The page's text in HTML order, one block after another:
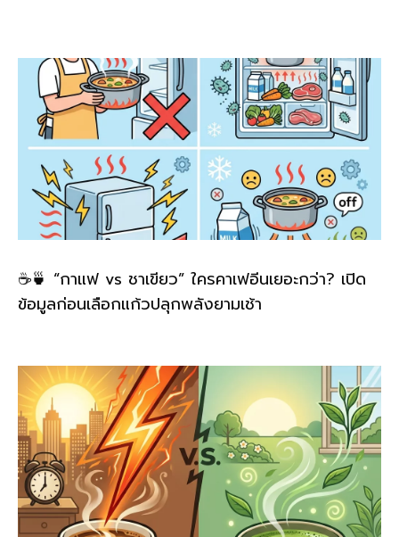
k
☕🍵 “กาแฟ vs ชาเขียว” ใครคาเฟอีนเยอะกว่า? เปิด
ข้อมูลก่อนเลือกแก้วปลุกพลังยามเช้า